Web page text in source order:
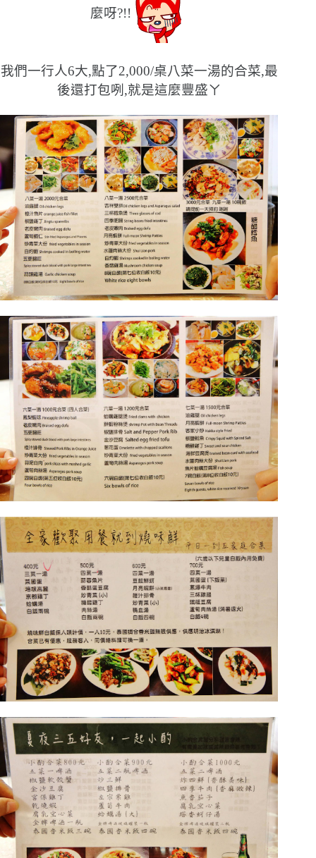
麼呀?!!
我們一行人6大,點了2,000/桌八菜一湯的合菜,最
後還打包咧,就是這麼豐盛ㄚ